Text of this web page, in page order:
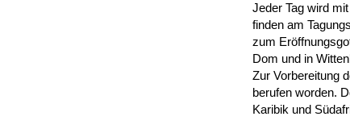
Jeder Tag wird
finden am
zum
Dom und in
Zur Vorbereitung
berufen worden.
Karibik und